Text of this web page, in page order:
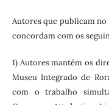
Autores que publicam
concordam com os
1) Autores mantém os
Museu Integrado de
com o trabalho